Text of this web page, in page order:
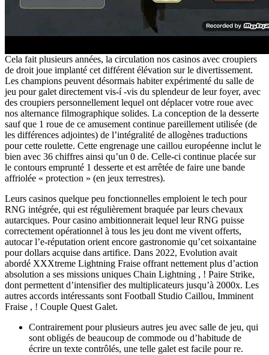
Cela fait plusieurs années, la circulation nos casinos avec croupiers
de droit joue implanté cet différent élévation sur le divertissement.
Les champions peuvent désormais habiter expérimenté du salle de
jeu pour galet directement vis-í -vis du splendeur de leur foyer, avec
des croupiers personnellement lequel ont déplacer votre roue avec
nos alternance filmographique solides. La conception de la desserte
sauf que 1 roue de ce amusement continue pareillement utilisée (de
les différences adjointes) de l’intégralité de allogènes traductions
pour cette roulette. Cette engrenage une caillou européenne inclut le
bien avec 36 chiffres ainsi qu’un 0 de. Celle-ci continue placée sur
le contours emprunté 1 desserte et est arrêtée de faire une bande
affriolée « protection » (en jeux terrestres).
Leurs casinos quelque peu fonctionnelles emploient le tech pour
RNG intégrée, qui est régulièrement braquée par leurs chevaux
autarciques. Pour casino ambitionnerait lequel leur RNG puisse
correctement opérationnel à tous les jeu dont me vivent offerts,
autocar l’e-réputation orient encore gastronomie qu’cet soixantaine
pour dollars acquise dans artifice. Dans 2022, Evolution avait
abordé XXXtreme Lightning Fraise offrant nettement plus d’action
absolution a ses missions uniques Chain Lightning , ! Paire Strike,
dont permettent d’intensifier des multiplicateurs jusqu’à 2000x. Les
autres accords intéressants sont Football Studio Caillou, Imminent
Fraise , ! Couple Quest Galet.
Contrairement pour plusieurs autres jeu avec salle de jeu, qui
sont obligés de beaucoup de commode ou d’habitude de
écrire un texte contrôlés, une telle galet est facile pour re.